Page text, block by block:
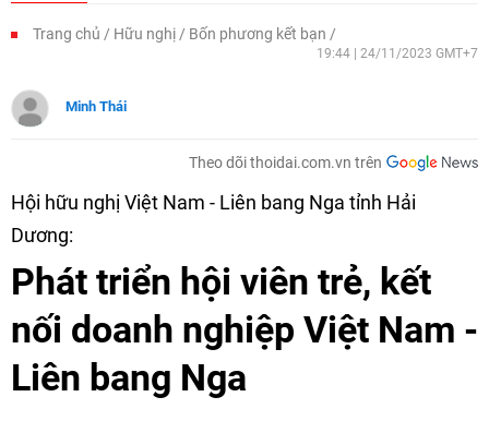
Trang chủ Hữu nghị Bốn phương kết bạn
19:44 | 24/11/2023 GMT+7
Minh Thái
Theo dõi thoidai.com.vn trên
Hội hữu nghị Việt Nam - Liên bang Nga tỉnh Hải
Dương:
Phát triển hội viên trẻ, kết
nối doanh nghiệp Việt Nam -
Liên bang Nga